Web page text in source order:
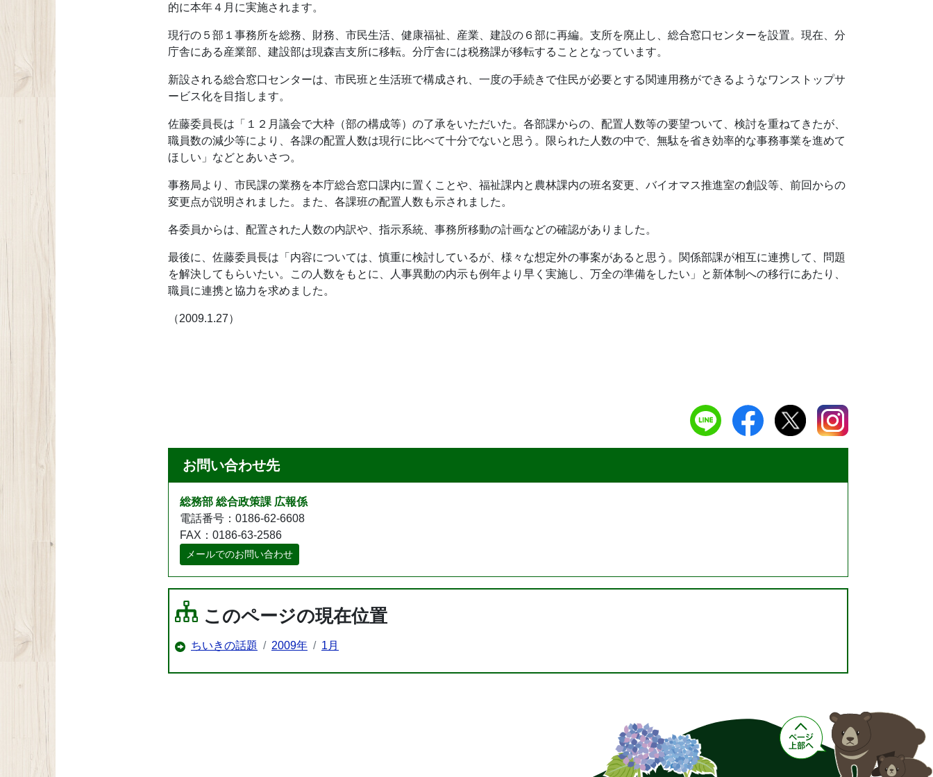
的に本年４月に実施されます。
現行の５部１事務所を総務、財務、市民生活、健康福祉、産業、建設の６部に再編。支所を廃止し、総合窓口センターを設置。現在、分
庁舎にある産業部、建設部は現森吉支所に移転。分庁舎には税務課が移転することとなっています。
新設される総合窓口センターは、市民班と生活班で構成され、一度の手続きで住民が必要とする関連用務ができるようなワンストップサ
ービス化を目指します。
佐藤委員長は「１２月議会で大枠（部の構成等）の了承をいただいた。各部課からの、配置人数等の要望ついて、検討を重ねてきたが、
職員数の減少等により、各課の配置人数は現行に比べて十分でないと思う。限られた人数の中で、無駄を省き効率的な事務事業を進めて
ほしい」などとあいさつ。
事務局より、市民課の業務を本庁総合窓口課内に置くことや、福祉課内と農林課内の班名変更、バイオマス推進室の創設等、前回からの
変更点が説明されました。また、各課班の配置人数も示されました。
各委員からは、配置された人数の内訳や、指示系統、事務所移動の計画などの確認がありました。
最後に、佐藤委員長は「内容については、慎重に検討しているが、様々な想定外の事案があると思う。関係部課が相互に連携して、問題
を解決してもらいたい。この人数をもとに、人事異動の内示も例年より早く実施し、万全の準備をしたい」と新体制への移行にあたり、
職員に連携と協力を求めました。
（2009.1.27）
お問い合わせ先
総務部 総合政策課 広報係
電話番号：0186-62-6608
FAX：0186-63-2586
メールでのお問い合わせ
このページの現在位置
ちいきの話題 2009年 1月